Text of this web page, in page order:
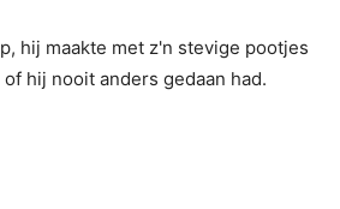
hij maakte met z'n stevige pootjes
hij nooit anders gedaan had.